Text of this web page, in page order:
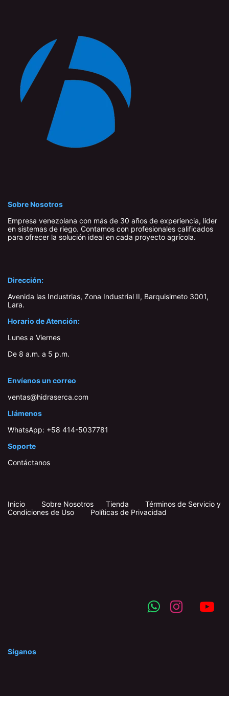
Sobre Nosotros
Empresa venezolana con más de 30 años de experiencia, líder
en sistemas de riego. Contamos con profesionales calificados
para ofrecer la solución ideal en cada proyecto agrícola.
Dirección:
Avenida las Industrias, Zona Industrial II, Barquisimeto 3001,
Lara​.
Horario de Atención:
Lunes a Viernes
De 8 a.m. a 5 p.m.
Envíenos un correo
ventas@hidraserca.com
Llámenos
WhatsApp: +58 414-503778​1
Soporte
Contáctanos
Inicio Sobre Nosotros Tienda
Términos de Servicio y
Condiciones de Uso
Políticas de Privacidad
Síganos